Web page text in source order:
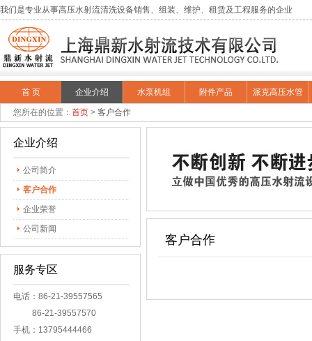
我们是专业从事高压水射流清洗设备销售、组装、维护、租赁及工程服务的企业
首 页 企业介绍 水泵机组 附件产品 派克高压水管
您所在的位置： 首页 > 客户合作
企业介绍
公司简介
客户合作
企业荣誉
公司新闻
服务专区
电话：86-21-39557565
86-21-39557570
手机：13795444466
客户合作